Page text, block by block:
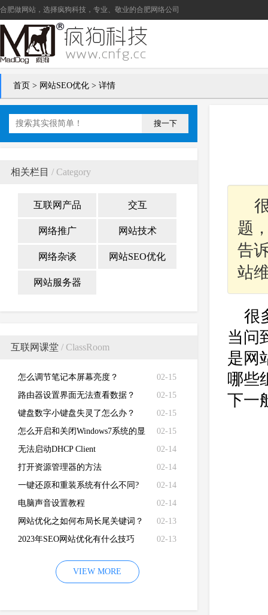
合肥做网站 ，选择疯狗科技，专业、敬业的合肥网络公司
首页 > 网站SEO优化 > 详情
搜一下
相关栏目 / Category
互联网产品 交互
网络推广 网站技术
网络杂谈 网站SEO优化
网站服务器
互联网课堂 / ClassRoom
02-15
怎么调节笔记本屏幕亮度？
02-15
路由器设置界面无法查看数据？
02-15
键盘数字小键盘失灵了怎么办？
02-15
怎么开启和关闭Windows7系统的显
卡硬件加速功能
02-14
无法启动DHCP Client
02-14
打开资源管理器的方法
02-14
一键还原和重装系统有什么不同?
02-14
电脑声音设置教程
02-13
网站优化之如何布局长尾关键词？
02-13
2023年SEO网站优化有什么技巧
VIEW MORE
题
告
站
很
当问
是网
哪些
下一